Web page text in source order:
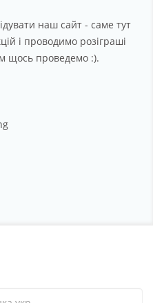
наш сайт - саме тут
і проводимо розіграші
щось проведемо :).